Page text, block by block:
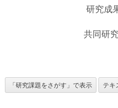
研究成
共同研